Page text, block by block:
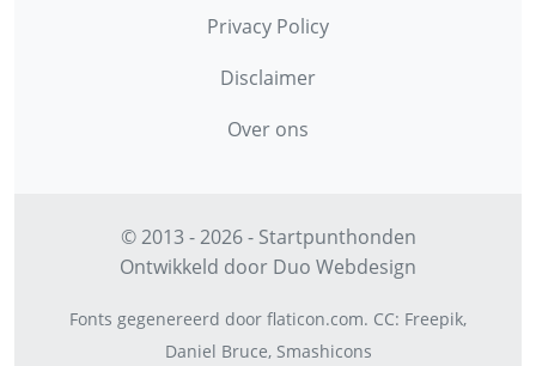
Privacy Policy
Disclaimer
Over ons
© 2013 - 2026 - Startpunthonden
Ontwikkeld door Duo Webdesign
Fonts gegenereerd door flaticon.com. CC: Freepik,
Daniel Bruce, Smashicons